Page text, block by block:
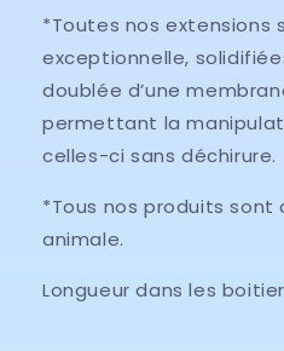
*Toutes nos extensions
exceptionnelle,
doublée d’une
permettant la
celles-ci sans déchirure.
*Tous nos produits sont
animale.
Longueur dans les